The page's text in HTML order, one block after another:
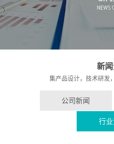
新
集产品设计，技术研发
公司新闻
行